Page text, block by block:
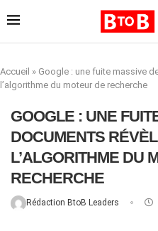
Accueil » Google : une fuite massive
l’algorithme du moteur de recherche
GOOGLE : UNE
DOCUMENTS
L’ALGORITHME DU
RECHERCHE
Rédaction BtoB Leaders